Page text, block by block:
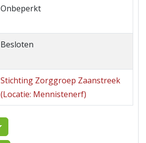
Onbeperkt
Besloten
Stichting Zorggroep Zaanstreek
(Locatie: Mennistenerf)